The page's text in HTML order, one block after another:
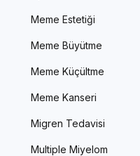
Meme Estetiği
Meme Büyütme
Meme Küçültme
Meme Kanseri
Migren Tedavisi
Multiple Miyelom